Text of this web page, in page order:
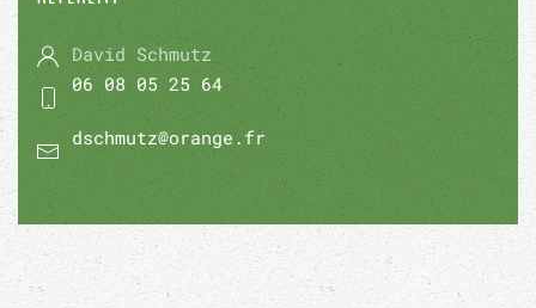
David Schmutz
06 08 05 25 64
dschmutz@orange.fr